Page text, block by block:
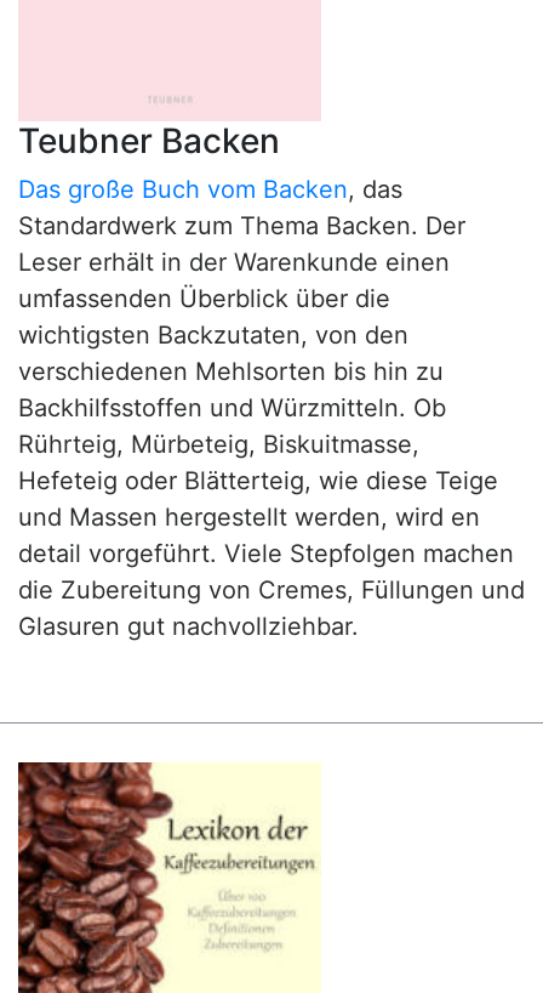
Teubner Backen
Das große Buch vom Backen, das
Standardwerk zum Thema Backen. Der
Leser erhält in der Warenkunde einen
umfassenden Überblick über die
wichtigsten Backzutaten, von den
verschiedenen Mehlsorten bis hin zu
Backhilfsstoffen und Würzmitteln. Ob
Rührteig, Mürbeteig, Biskuitmasse,
Hefeteig oder Blätterteig, wie diese Teige
und Massen hergestellt werden, wird en
detail vorgeführt. Viele Stepfolgen machen
die Zubereitung von Cremes, Füllungen und
Glasuren gut nachvollziehbar.